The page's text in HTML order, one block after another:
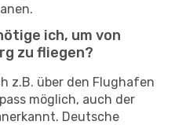
ich, um von
zu fliegen?
z.B. über den Flughafen
möglich, auch der
Deutsche